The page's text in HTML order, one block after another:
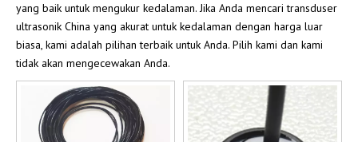
yang baik untuk mengukur kedalaman. Jika Anda mencari transduser
ultrasonik China yang akurat untuk kedalaman dengan harga luar
biasa, kami adalah pilihan terbaik untuk Anda. Pilih kami dan kami
tidak akan mengecewakan Anda.